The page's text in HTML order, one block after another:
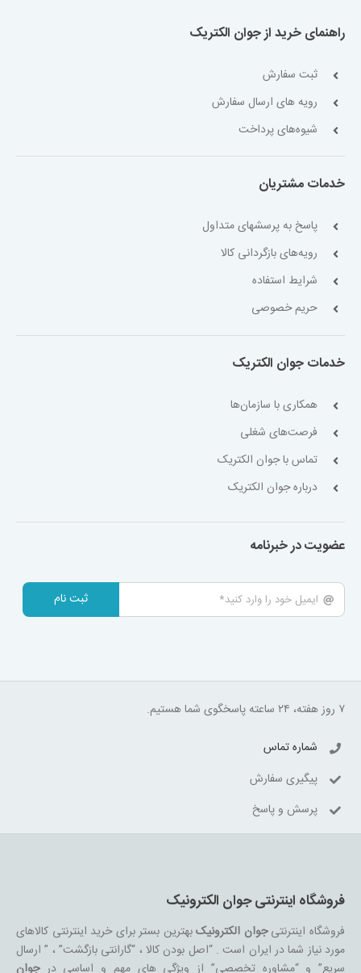
راهنمای خرید از جوان الکتریک
ثبت سفارش
رویه های ارسال سفارش
شیوه‌های پرداخت
خدمات مشتریان
پاسخ به پرسشهای متداول
رویه‌های بازگردانی کالا
شرایط استفاده
حریم خصوصی
خدمات جوان الکتریک
همکاری با سازمان‌ها
فرصت‌های شغلی
تماس با جوان الکتریک
درباره جوان الکتریک
عضویت در خبرنامه
ثبت نام
۷ روز هفته، ۲۴ ساعته پاسخگوی شما هستیم.
شماره تماس
پیگیری سفارش
پرسش و پاسخ
فروشگاه اینترنتی جوان الکترونیک
فروشگاه اینترنتیجوان الکترونیکبهترین بستر برای خرید اینترنتی کالاهای
مورد نیاز شما در ایران است . “اصل بودن کالا ، “گارانتی بازگشت” ، ” ارسال
سریع” و “مشاوره تخصصی” از ویژگی های مهم و اساسی درجوان